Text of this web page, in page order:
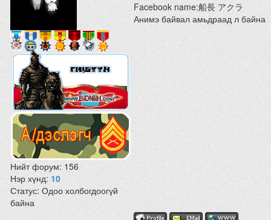
Нийт форум:156
Нэр хүнд:10
Статус:Одоо холбогдоогүй
байна
Facebook name:船長 アクラ
Анимэ байвал амьдраад л байна